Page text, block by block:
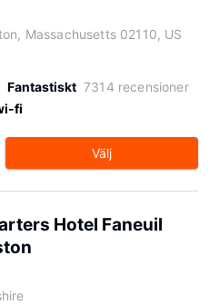
Massachusetts 02110, US
Fantastiskt 7314 recensioner
fi
Välj
Hotel Faneuil